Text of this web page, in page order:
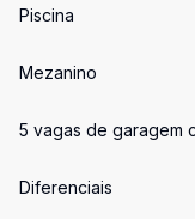
Piscina
Mezanino
5 vagas de garagem
Diferenciais